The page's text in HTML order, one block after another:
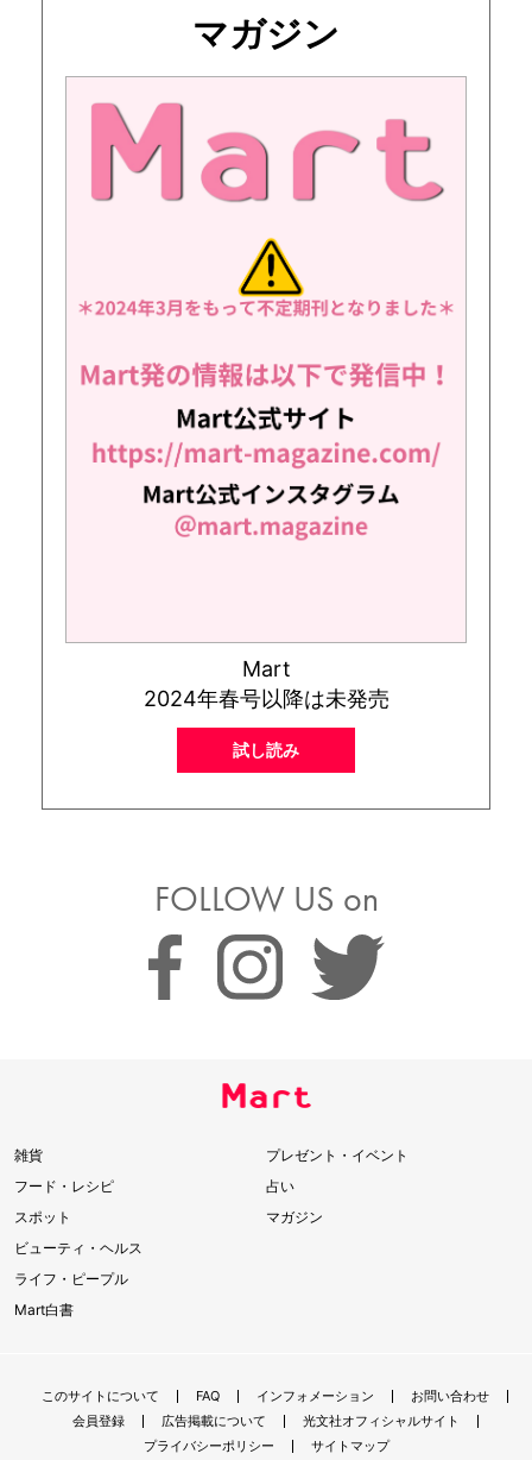
マガジン
Mart
2024年春号以降は未発売
試し読み
FOLLOW US on
雑貨
フード・レシピ
スポット
ビューティ・ヘルス
ライフ・ピープル
Mart白書
プレゼント・イベント
占い
マガジン
このサイトについて FAQ インフォメーション
お問い合わせ
会員登録
広告掲載について
光文社オフィシャルサイト
プライバシーポリシー
サイトマップ